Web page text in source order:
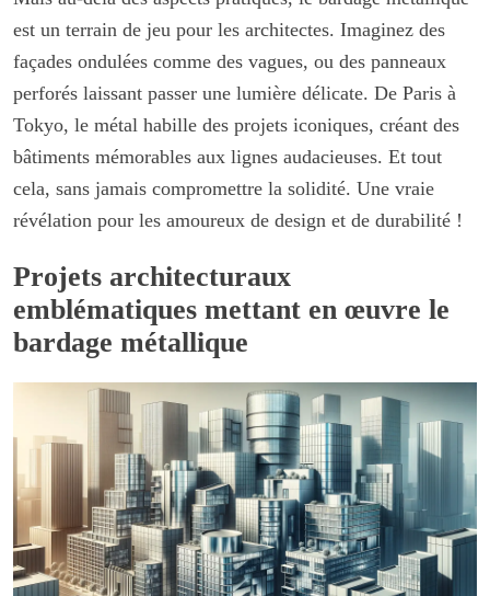
est un terrain de jeu pour les architectes. Imaginez des
façades ondulées comme des vagues, ou des panneaux
perforés laissant passer une lumière délicate. De Paris à
Tokyo, le métal habille des projets iconiques, créant des
bâtiments mémorables aux lignes audacieuses. Et tout
cela, sans jamais compromettre la solidité. Une vraie
révélation pour les amoureux de design et de durabilité !
Projets architecturaux
emblématiques mettant en œuvre le
bardage métallique